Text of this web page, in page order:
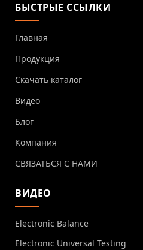
БЫСТРЫЕ ССЫЛКИ
Главная
Продукция
Скачать каталог
Видео
Блог
Компания
СВЯЗАТЬСЯ С НАМИ
ВИДЕО
Electronic Balance
Electronic Universal Testing